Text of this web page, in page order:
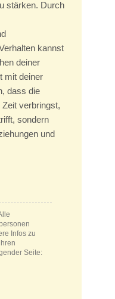
stärken. Durch
kannst
deiner
mit deiner
dass die
verbringst,
sondern
und
Infos zu
Seite: